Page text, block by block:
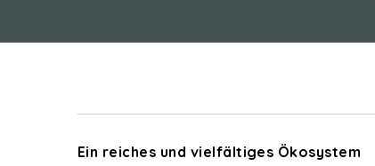
Ein reiches und vielfältiges Ökosystem